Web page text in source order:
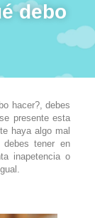
debo
hacer?, debes
presente esta
haya algo mal
tener en
inapetencia o